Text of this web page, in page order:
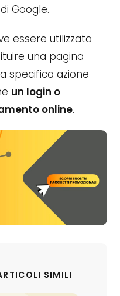
Google.
essere utilizzato
una pagina
specifica azione
un login o
online.
SIMILI